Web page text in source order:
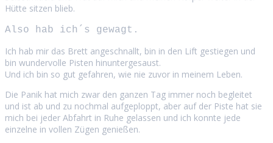
Hütte sitzen blieb.
Also hab ich´s gewagt.
Ich hab mir das Brett angeschnallt, bin in den Lift gestiegen und
bin wundervolle Pisten hinuntergesaust.
Und ich bin so gut gefahren, wie nie zuvor in meinem Leben.
Die Panik hat mich zwar den ganzen Tag immer noch begleitet
und ist ab und zu nochmal aufgeploppt, aber auf der Piste hat sie
mich bei jeder Abfahrt in Ruhe gelassen und ich konnte jede
einzelne in vollen Zügen genießen.